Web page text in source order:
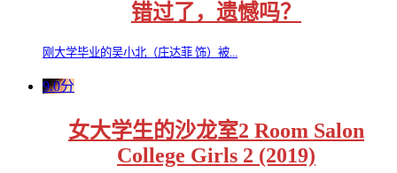
错过了，遗憾吗？
刚大学毕业的吴小北（庄达菲 饰）被...
9.0分
女大学生的沙龙室2 Room Salon
College Girls 2 (2019)